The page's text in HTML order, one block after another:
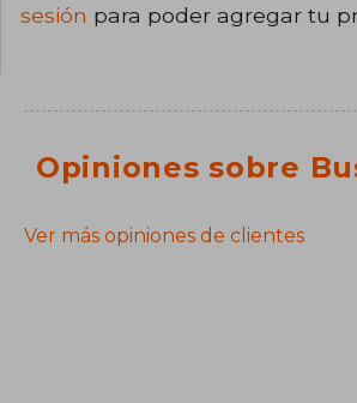
sesión para poder agregar tu
Opiniones sobre
Ver más opiniones de clientes